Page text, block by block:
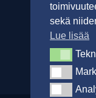
sekä
Lue lisää
Tekninen